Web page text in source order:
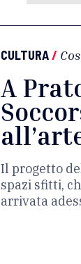
CULTURA/
A
Il progetto
spazi sfitti,
arrivata